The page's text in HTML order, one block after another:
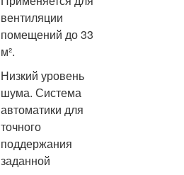
вентиляции
помещений до 33
м².
Низкий уровень
шума. Система
автоматики для
точного
поддержания
заданной